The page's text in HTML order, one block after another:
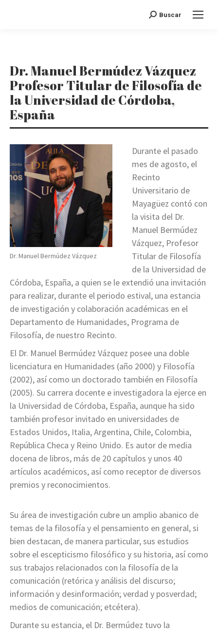
Search:
Buscar
Dr. Manuel Bermúdez Vázquez
Profesor Titular de Filosofía de
la Universidad de Córdoba,
España
Dr. Manuel Bermúdez Vázquez
Durante el pasado
mes de agosto, el
Recinto
Universitario de
Mayagüez contó con
la visita del Dr.
Manuel Bermúdez
Vázquez, Profesor
Titular de Filosofía
de la Universidad de
Córdoba, España, a quien se le extendió una invitación
para realizar, durante el periodo estival, una estancia
de investigación y colaboración académicas en el
Departamento de Humanidades, Programa de
Filosofía, de nuestro Recinto.
El Dr. Manuel Bermúdez Vázquez posee una doble
licenciatura en Humanidades (año 2000) y Filosofía
(2002), así como un doctorado también en Filosofía
(2005). Su carrera docente e investigadora la ejerce en
la Universidad de Córdoba, España, aunque ha sido
también profesor invitado en universidades de
Estados Unidos, Italia, Argentina, Chile, Colombia,
República Checa y Reino Unido. Es autor de media
docena de libros, más de 20 capítulos y unos 40
artículos académicos, así como receptor de diversos
premios y reconocimientos.
Su área de investigación cubre un amplio abanico de
temas de la filosofía y el pensamiento en general, si
bien destacan, de manera particular, sus estudios
sobre el escepticismo filosófico y su historia, así como
sus trabajos relacionados con la filosofía de la
comunicación (retórica y análisis del discurso;
información y desinformación; verdad y posverdad;
medios de comunicación; etcétera).
Durante su estancia, el Dr. Bermúdez tuvo la